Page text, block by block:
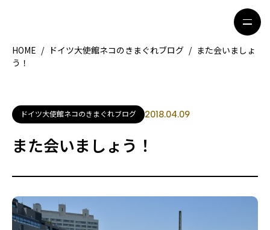
地域別ガイド
グルメ
観光ガイド
著者一覧
ライター募集
HOME / ドイツ大使館ネコのきまぐれブログ / また会いましょ
う！
ドイツ大使館ネコのきまぐれブログ 2018.04.09
また会いましょう！